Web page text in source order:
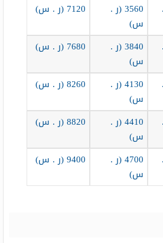
3560 (ر .
س)
7120 (ر . س)
3840 (ر .
س)
7680 (ر . س)
4130 (ر .
س)
8260 (ر . س)
4410 (ر .
س)
8820 (ر . س)
4700 (ر .
س)
9400 (ر . س)